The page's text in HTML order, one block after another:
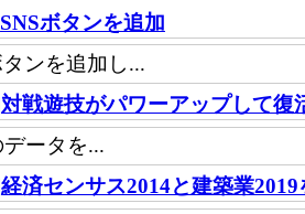
SNSボタンを追加
ンを追加し...
対戦遊技がパワーアップして復
データを...
経済センサス2014と建築業2019